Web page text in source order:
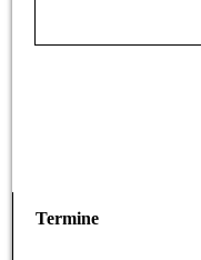
Termine